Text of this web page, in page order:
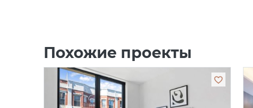
Похожие проекты